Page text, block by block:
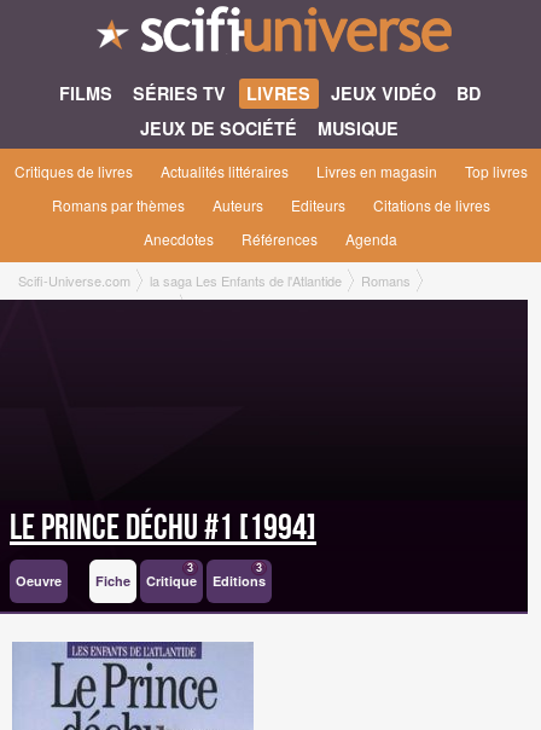
FILMS SÉRIES TV LIVRES JEUX VIDÉO
BD
JEUX DE SOCIÉTÉ
MUSIQUE
Critiques de livres Actualités littéraires Livres en magasin
Top livres
Romans par thèmes
Auteurs Editeurs
Citations de livres
Anecdotes
Références Agenda
Scifi-Universe.com la saga Les Enfants de l'Atlantide
Romans
Le Prince Déchu #1 [1994]
Le Prince Déchu #1 [1994]
Oeuvre Fiche Critique
3
Editions
3